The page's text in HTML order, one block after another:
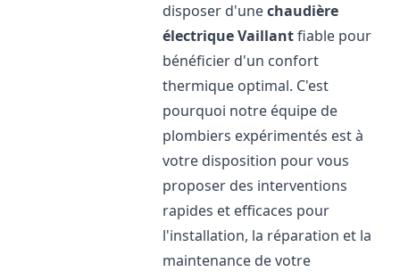
disposer d'unechaudière
électrique Vaillantfiable pour
bénéficier d'un confort
thermique optimal. C'est
pourquoi notre équipe de
plombiers expérimentés est à
votre disposition pour vous
proposer des interventions
rapides et efficaces pour
l'installation, la réparation et la
maintenance de votre